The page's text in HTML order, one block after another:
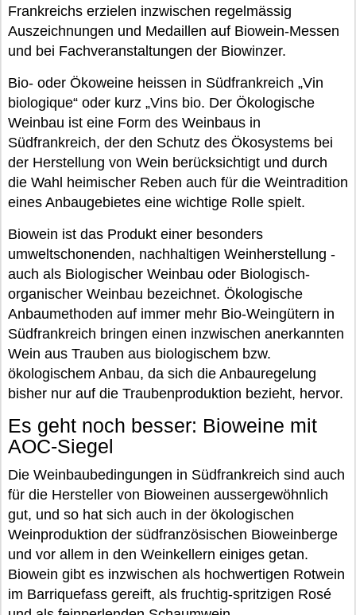
Frankreichs erzielen inzwischen regelmässig
Auszeichnungen und Medaillen auf Biowein-Messen
und bei Fachveranstaltungen der Biowinzer.
Bio- oder Ökoweine heissen in Südfrankreich „Vin
biologique“ oder kurz „Vins bio. Der Ökologische
Weinbau ist eine Form des Weinbaus in
Südfrankreich, der den Schutz des Ökosystems bei
der Herstellung von Wein berücksichtigt und durch
die Wahl heimischer Reben auch für die Weintradition
eines Anbaugebietes eine wichtige Rolle spielt.
Biowein ist das Produkt einer besonders
umweltschonenden, nachhaltigen Weinherstellung -
auch als Biologischer Weinbau oder Biologisch-
organischer Weinbau bezeichnet. Ökologische
Anbaumethoden auf immer mehr Bio-Weingütern in
Südfrankreich bringen einen inzwischen anerkannten
Wein aus Trauben aus biologischem bzw.
ökologischem Anbau, da sich die Anbauregelung
bisher nur auf die Traubenproduktion bezieht, hervor.
Es geht noch besser: Bioweine mit
AOC-Siegel
Die Weinbaubedingungen in Südfrankreich sind auch
für die Hersteller von Bioweinen aussergewöhnlich
gut, und so hat sich auch in der ökologischen
Weinproduktion der südfranzösischen Bioweinberge
und vor allem in den Weinkellern einiges getan.
Biowein gibt es inzwischen als hochwertigen Rotwein
im Barriquefass gereift, als fruchtig-spritzigen Rosé